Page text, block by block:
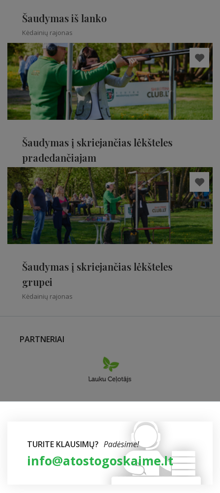
Šaudymas iš lanko
Kėdainių rajonas
Šaudymas į skriejančias lėkšteles
pradedančiajam
Kėdainių rajonas
Šaudymas į skriejančias lėkšteles
grupei
Kėdainių rajonas
PARTNERIAI
TURITE KLAUSIMŲ? Padėsime!
info@atostogoskaime.lt